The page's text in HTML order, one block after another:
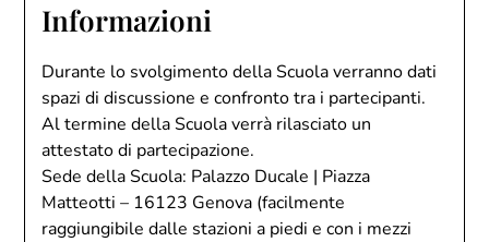
Informazioni
Durante lo svolgimento della Scuola verranno dati
spazi di discussione e confronto tra i partecipanti.
Al termine della Scuola verrà rilasciato un
attestato di partecipazione.
Sede della Scuola: Palazzo Ducale | Piazza
Matteotti – 16123 Genova (facilmente
raggiungibile dalle stazioni a piedi e con i mezzi